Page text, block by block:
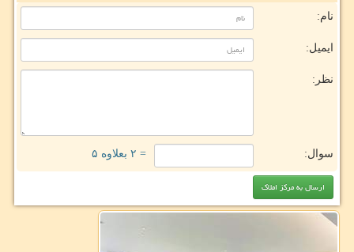
نام:
ایمیل:
نظر:
سوال: = ۲ بعلاوه ۵